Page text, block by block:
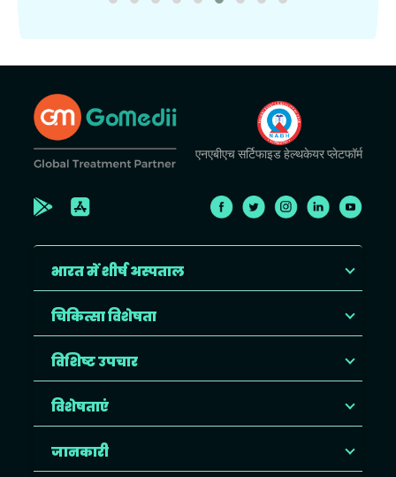
एनएबीएच सर्टिफाइड हेल्थकेयर प्लेटफॉर्म
भारत में शीर्ष अस्पताल
चिकित्सा विशेषता
विशिष्ट उपचार
विशेषताएं
जानकारी